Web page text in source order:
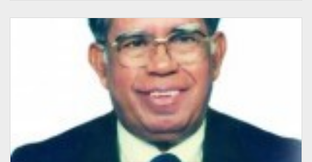
Ariel
–
P
V
Ariel
–
the
Knol
Author-